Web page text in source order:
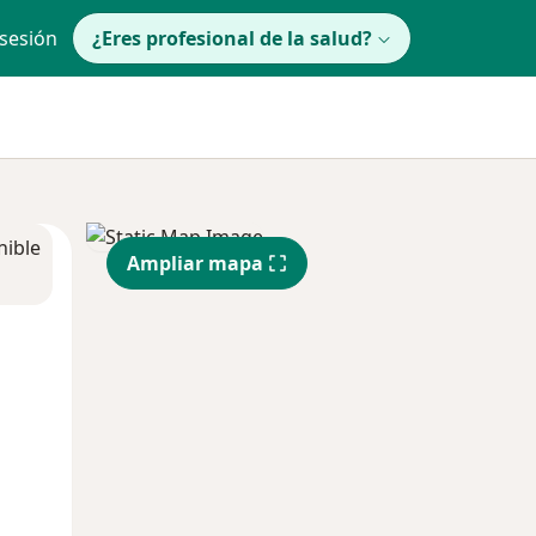
¿Eres profesional de la salud?
Ampliar mapa